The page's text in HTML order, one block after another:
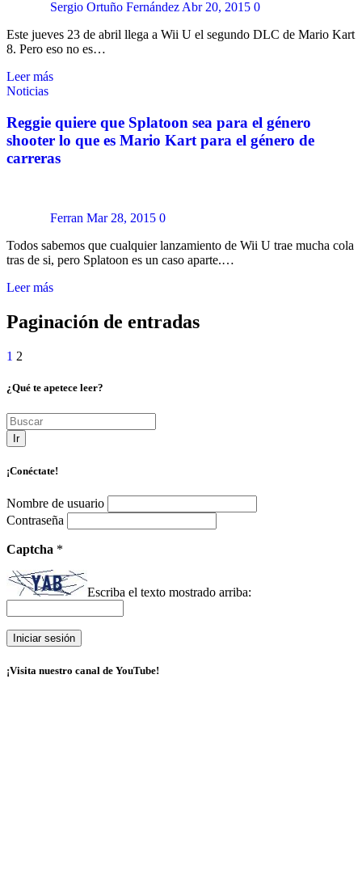
Sergio Ortuño Fernández Abr 20, 2015 0
Este jueves 23 de abril llega a Wii U el segundo DLC de Mario Kart
8. Pero eso no es…
Leer más
Noticias
Reggie quiere que Splatoon sea para el género
shooter lo que es Mario Kart para el género de
carreras
Ferran Mar 28, 2015 0
Todos sabemos que cualquier lanzamiento de Wii U trae mucha cola
tras de si, pero Splatoon es un caso aparte.…
Leer más
Paginación de entradas
1 2
¿Qué te apetece leer?
Ir
¡Conéctate!
Nombre de usuario
Contraseña
Captcha *
Escriba el texto mostrado arriba:
¡Visita nuestro canal de YouTube!